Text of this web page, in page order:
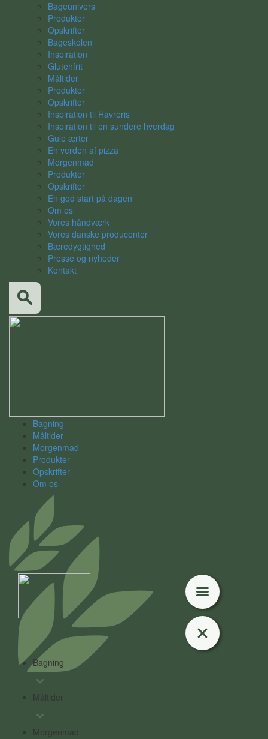
Bageunivers
Produkter
Opskrifter
Bageskolen
Inspiration
Glutenfrit
Måltider
Produkter
Opskrifter
Inspiration til Havreris
Inspiration til en sundere hverdag
Gule ærter
En verden af pizza
Morgenmad
Produkter
Opskrifter
En god start på dagen
Om os
Vores håndværk
Vores danske producenter
Bæredygtighed
Presse og nyheder
Kontakt
Bagning
Måltider
Morgenmad
Produkter
Opskrifter
Om os
Bagning
Måltider
Morgenmad